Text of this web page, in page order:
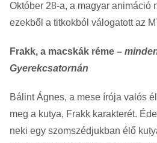
Október 28-a, a magyar animáció
ezekből a titkokból válogatott az
Frakk, a macskák réme –
Gyerekcsatornán
Bálint Ágnes, a mese írója valós
meg a kutya, Frakk karakterét.
neki egy szomszédjukban élő